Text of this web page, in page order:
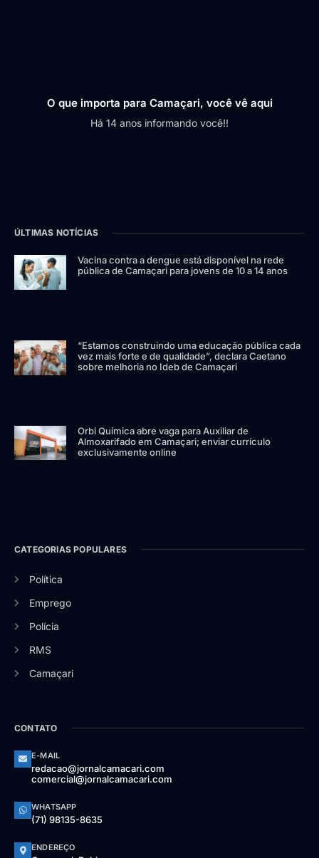
O que importa para Camaçari, você vê aqui
Há 14 anos informando você!!
ÚLTIMAS NOTÍCIAS
Vacina contra a dengue está disponível na rede
pública de Camaçari para jovens de 10 a 14 anos
“Estamos construindo uma educação pública cada
vez mais forte e de qualidade”, declara Caetano
sobre melhoria no Ideb de Camaçari
Orbi Química abre vaga para Auxiliar de
Almoxarifado em Camaçari; enviar currículo
exclusivamente online
CATEGORIAS POPULARES
Política
Emprego
Polícia
RMS
Camaçari
CONTATO
E-MAIL
redacao@jornalcamacari.com
comercial@jornalcamacari.com
WHATSAPP
(71) 98135-8635
ENDEREÇO